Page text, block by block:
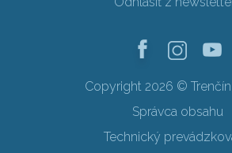
Copyright 2026 ©
Správca obsahu
Technický